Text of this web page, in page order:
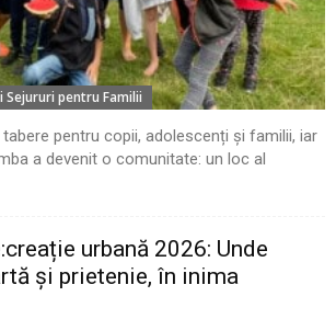
Sejururi pentru Familii
pentru copii, adolescenți și familii, iar
a devenit o comunitate: un loc al
urbană 2026: Unde
și prietenie, în inima